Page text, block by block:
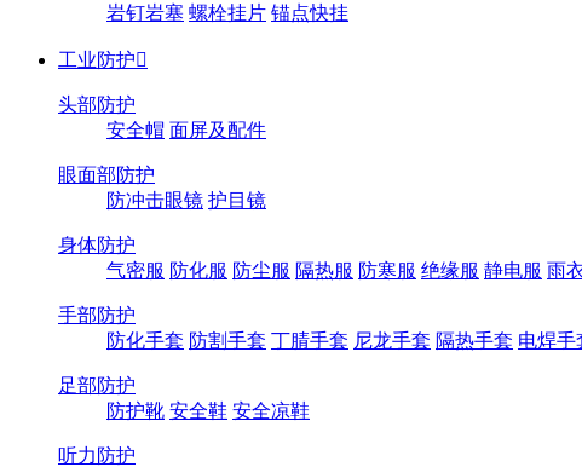
岩钉岩塞 螺栓挂片 锚点快挂
工业防护
头部防护
安全帽 面屏及配件
眼面部防护
防冲击眼镜 护目镜
身体防护
气密服 防化服 防尘服 隔热服 防寒服 绝缘服 静电服 雨
手部防护
防化手套 防割手套 丁腈手套 尼龙手套 隔热手套 电焊手
足部防护
防护靴 安全鞋 安全凉鞋
听力防护